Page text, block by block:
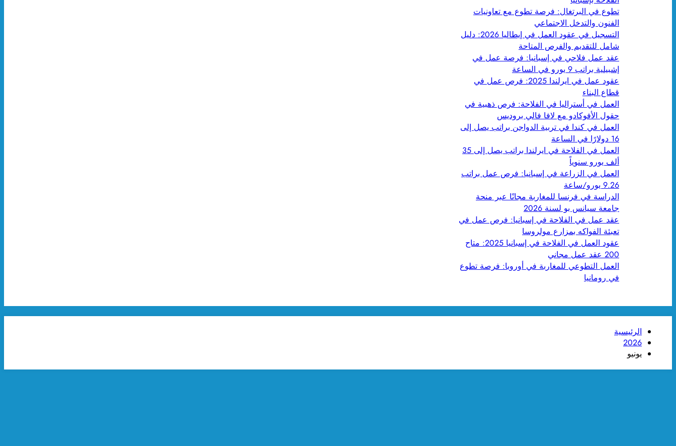
تطوع في البرتغال: فرصة تطوع مع تعاونيات
الفنون والتدخل الاجتماعي
التسجيل في عقود العمل في إيطاليا 2026: دليل
شامل للتقديم والفرص المتاحة
عقد عمل فلاحي في إسبانيا: فرصة عمل في
إشبيلية براتب 9 يورو في الساعة
عقود عمل في ايرلندا 2025: فرص عمل في
قطاع البناء
العمل في أستراليا في الفلاحة: فرص ذهبية في
حقول الأفوكادو مع لافا فالي بروديس
العمل في كندا في تربية الدواجن براتب يصل إلى
16 دولارًا في الساعة
العمل في الفلاحة في ايرلندا براتب يصل إلى 35
ألف يورو سنوياً
العمل في الزراعة في إسبانيا: فرص عمل براتب
9.26 يورو/ساعة
الدراسة في فرنسا للمغاربة مجانًا عبر منحة
جامعة سيانس بو لسنة 2026
عقد عمل في الفلاحة في إسبانيا: فرص عمل في
تعبئة الفواكه بمزارع مولروسا
عقود العمل في الفلاحة في إسبانيا 2025: متاح
200 عقد عمل مجاني
العمل التطوعي للمغاربة في أوروبا: فرصة تطوع
في رومانيا
الرئيسية
2026
يونيو